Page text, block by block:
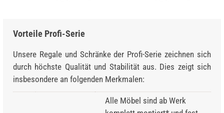
Vorteile Profi-Serie
Unsere Regale und Schränke der Profi-Serie zeichnen sich
durch höchste Qualität und Stabilität aus. Dies zeigt sich
insbesondere an folgenden Merkmalen:
Alle Möbel sind ab Werk